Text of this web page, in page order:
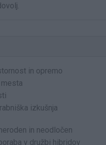
in opremo
izkušnja
in neodločen
v družbi hibridov